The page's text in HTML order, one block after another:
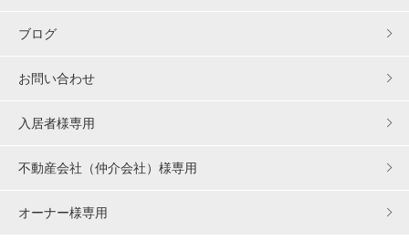
ブログ
お問い合わせ
入居者様専用
不動産会社（仲介会社）様専用
オーナー様専用